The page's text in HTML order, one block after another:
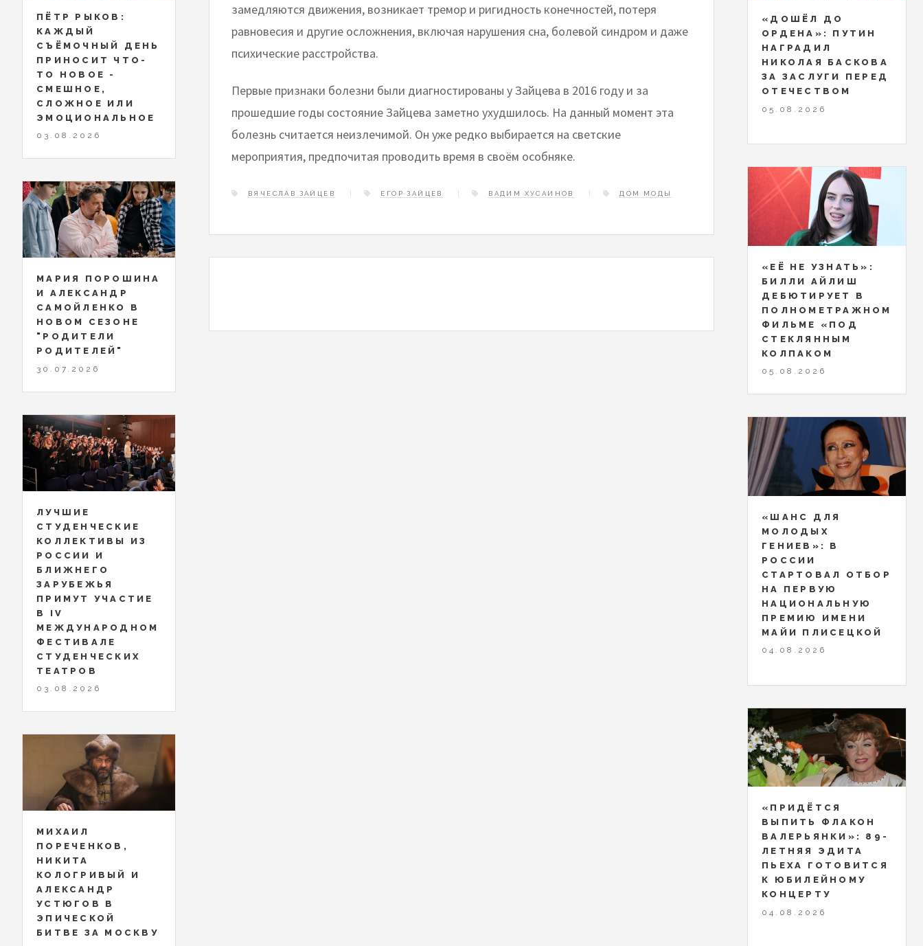
замедляются движения, возникает тремор и ригидность конечностей, потеря
равновесия и другие осложнения, включая нарушения сна, болевой синдром и даже
психические расстройства.
Первые признаки болезни были диагностированы у Зайцева в 2016 году и за
прошедшие годы состояние Зайцева заметно ухудшилось. На данный момент эта
болезнь считается неизлечимой. Он уже редко выбирается на светские
мероприятия, предпочитая проводить время в своём особняке.
ВЯЧЕСЛАВ ЗАЙЦЕВ ЕГОР ЗАЙЦЕВ ВАДИМ ХУСАИНОВ ДОМ МОДЫ
ПЁТР РЫКОВ:
КАЖДЫЙ
СЪЁМОЧНЫЙ ДЕНЬ
ПРИНОСИТ ЧТО-
ТО НОВОЕ -
СМЕШНОЕ,
СЛОЖНОЕ ИЛИ
ЭМОЦИОНАЛЬНОЕ
03.08.2026
МАРИЯ ПОРОШИНА
И АЛЕКСАНДР
САМОЙЛЕНКО В
НОВОМ СЕЗОНЕ
"РОДИТЕЛИ
РОДИТЕЛЕЙ"
30.07.2026
ЛУЧШИЕ
СТУДЕНЧЕСКИЕ
КОЛЛЕКТИВЫ ИЗ
РОССИИ И
БЛИЖНЕГО
ЗАРУБЕЖЬЯ
ПРИМУТ УЧАСТИЕ
В IV
МЕЖДУНАРОДНОМ
ФЕСТИВАЛЕ
СТУДЕНЧЕСКИХ
ТЕАТРОВ
03.08.2026
МИХАИЛ
ПОРЕЧЕНКОВ,
НИКИТА
КОЛОГРИВЫЙ И
АЛЕКСАНДР
УСТЮГОВ В
ЭПИЧЕСКОЙ
БИТВЕ ЗА МОСКВУ
«ДОШЁЛ ДО
ОРДЕНА»: ПУТИН
НАГРАДИЛ
НИКОЛАЯ БАСКОВА
ЗА ЗАСЛУГИ ПЕРЕД
ОТЕЧЕСТВОМ
05.08.2026
«ЕЁ НЕ УЗНАТЬ»:
БИЛЛИ АЙЛИШ
ДЕБЮТИРУЕТ В
ПОЛНОМЕТРАЖНОМ
ФИЛЬМЕ «ПОД
СТЕКЛЯННЫМ
КОЛПАКОМ
05.08.2026
«ШАНС ДЛЯ
МОЛОДЫХ
ГЕНИЕВ»: В
РОССИИ
СТАРТОВАЛ ОТБОР
НА ПЕРВУЮ
НАЦИОНАЛЬНУЮ
ПРЕМИЮ ИМЕНИ
МАЙИ ПЛИСЕЦКОЙ
04.08.2026
«ПРИДЁТСЯ
ВЫПИТЬ ФЛАКОН
ВАЛЕРЬЯНКИ»: 89-
ЛЕТНЯЯ ЭДИТА
ПЬЕХА ГОТОВИТСЯ
К ЮБИЛЕЙНОМУ
КОНЦЕРТУ
04.08.2026